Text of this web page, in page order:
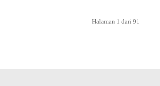
Halaman 1 dari 91